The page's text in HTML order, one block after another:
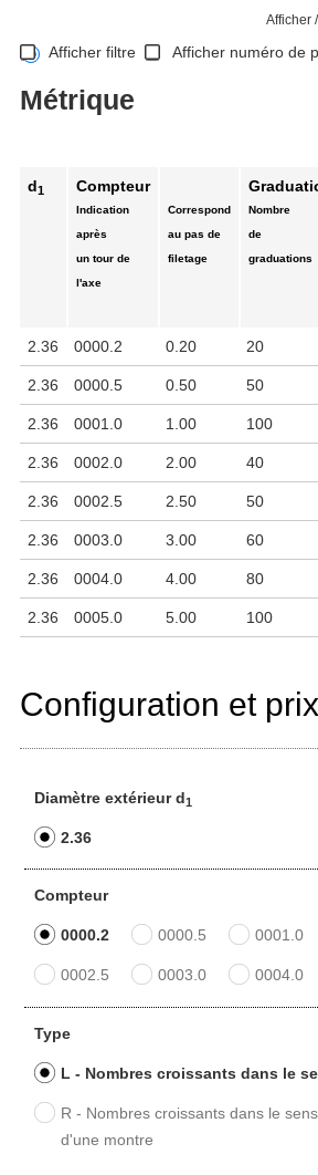
Afficher
Afficher filtre Afficher numéro de
Métrique
d1 Compteur
Indication
après
un tour de
l'axe
Correspond
au pas de
filetage
Nombre
de
graduations
2.36 0000.2 0.20 20
2.36 0000.5 0.50 50
2.36 0001.0 1.00 100
2.36 0002.0 2.00 40
2.36 0002.5 2.50 50
2.36 0003.0 3.00 60
2.36 0004.0 4.00 80
2.36 0005.0 5.00 100
Configuration et prix
Diamètre extérieur d1
2.36
Compteur
0000.2 0000.5 0001.0
0002.5 0003.0 0004.0
Type
L - Nombres croissants dans le
R - Nombres croissants dans le
d'une montre